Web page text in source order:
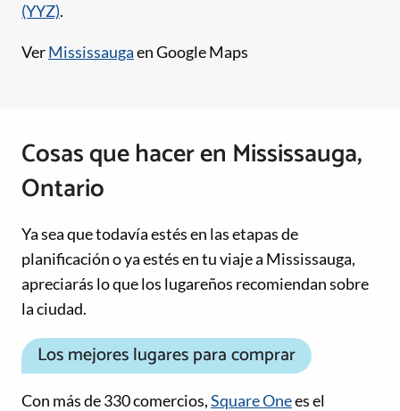
(YYZ).
VerMississaugaen Google Maps
Cosas que hacer en Mississauga,
Ontario
Ya sea que todavía estés en las etapas de
planificación o ya estés en tu viaje a Mississauga,
apreciarás lo que los lugareños recomiendan sobre
la ciudad.
Los mejores lugares para comprar
Con más de 330 comercios,Square Onees el